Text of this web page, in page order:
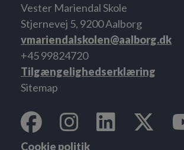
Vester Mariendal Skole
Stjernevej 5, 9200 Aalborg
vmariendalskolen@aalborg.dk
+45 99824720
Tilgængelighedserklæring
Sitemap
Cookie politik